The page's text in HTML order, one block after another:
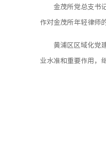
金茂所党总支书
作对金茂所年轻律师
黄浦区区域化党
业水准和重要作用，